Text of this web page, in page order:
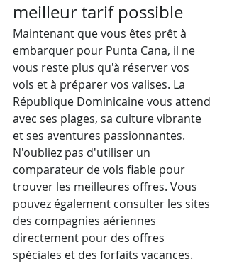
meilleur tarif possible
Maintenant que vous êtes prêt à
embarquer pour Punta Cana, il ne
vous reste plus qu'à réserver vos
vols et à préparer vos valises. La
République Dominicaine vous attend
avec ses plages, sa culture vibrante
et ses aventures passionnantes.
N'oubliez pas d'utiliser un
comparateur de vols fiable pour
trouver les meilleures offres. Vous
pouvez également consulter les sites
des compagnies aériennes
directement pour des offres
spéciales et des forfaits vacances.